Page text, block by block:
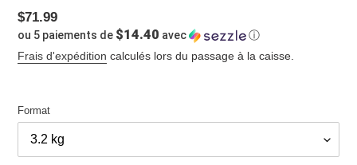
Prix
normal
$71.99
ou 5 paiements de $14.40 avec
ⓘ
Frais d'expédition calculés lors du passage à la caisse.
Format